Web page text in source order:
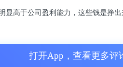
显高于公司盈利能力，这些钱是挣
打开App，查看更多评